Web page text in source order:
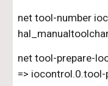
net tool-number
net tool-prepare-
=> iocontrol.0.tool-